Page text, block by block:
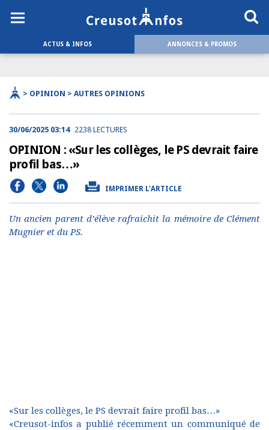
ACTUS & INFOS ANNONCES & PROMOS
> OPINION > AUTRES OPINIONS
30/06/2025 03:14 2238 LECTURES
OPINION : «Sur les collèges, le PS devrait faire
profil bas…»
IMPRIMER L'ARTICLE
Un ancien parent d’élève rafraichit la mémoire de Clément
Mugnier et du PS.
«Sur les collèges, le PS devrait faire profil bas…»
«Creusot-infos a publié récemment un communiqué de